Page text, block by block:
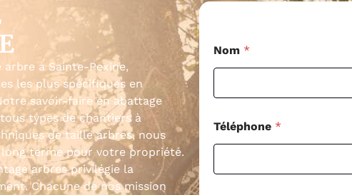
arbre à Sainte-Pexine,
les plus spécifiques en
savoir-faire en abattage
types de chantiers à
de taille arbres, nous
terme pour votre propriété.
arbres privilégie la
Chacune de nos mission
Nom *
Téléphone *